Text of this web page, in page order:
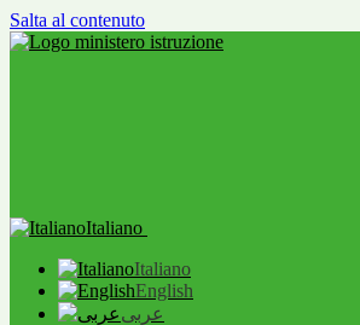
Salta al contenuto
Italiano
Italiano
English
عربى